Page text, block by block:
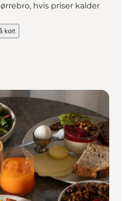
hvis priser kalder
kort on_map